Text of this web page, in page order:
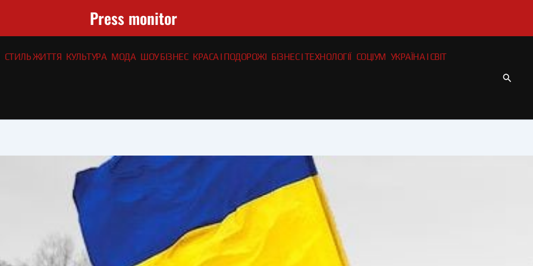
Press monitor
СТИЛЬ ЖИТТЯ КУЛЬТУРА МОДА ШОУ БІЗНЕС КРАСА І ПОДОРОЖІ БІЗНЕС І ТЕХНОЛОГІЇ СОЦІУМ УКРАЇНА І СВІТ